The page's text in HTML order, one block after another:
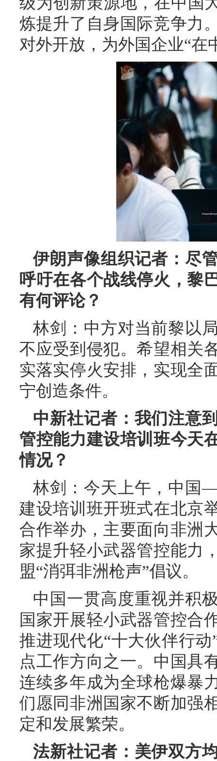
炼提升了自身国际竞争力
对外开放，为外国企业“在
伊朗声像组织记者：尽
呼吁在各个战线停火，黎
有何评论？
林剑：中方对当前黎以
不应受到侵犯。希望相关
实落实停火安排，实现全
宁创造条件。
中新社记者：我们注意
管控能力建设培训班今天
情况？
林剑：今天上午，中国
建设培训班开班式在北京
合作举办，主要面向非洲
家提升轻小武器管控能力
盟“消弭非洲枪声”倡议。
中国一贯高度重视并积
国家开展轻小武器管控合
推进现代化“十大伙伴行
点工作方向之一。中国具
连续多年成为全球枪爆暴
们愿同非洲国家不断加强
定和发展繁荣。
法新社记者：美伊双方